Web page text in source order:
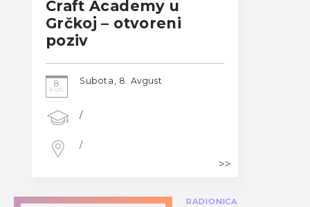
Craft Academy u
Grčkoj – otvoreni
poziv
8
AUG
Subota, 8. Avgust
/
/
RADIONICA